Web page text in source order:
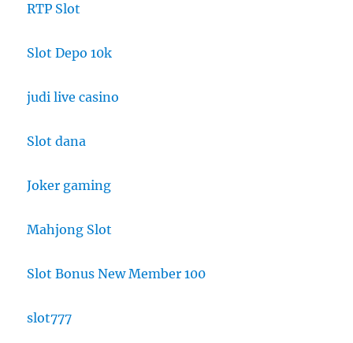
RTP Slot
Slot Depo 10k
judi live casino
Slot dana
Joker gaming
Mahjong Slot
Slot Bonus New Member 100
slot777